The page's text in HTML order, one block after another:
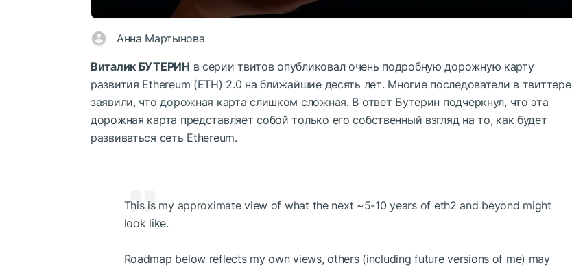
Анна Мартынова
Виталик БУТЕРИН в серии твитов опубликовал очень подробную дорожную карту
развития Ethereum (ETH) 2.0 на ближайшие десять лет. Многие последователи в твиттере
заявили, что дорожная карта слишком сложная. В ответ Бутерин подчеркнул, что эта
дорожная карта представляет собой только его собственный взгляд на то, как будет
развиваться сеть Ethereum.
This is my approximate view of what the next ~5-10 years of eth2 and beyond might
look like.
Roadmap below reflects my own views, others (including future versions of me) may